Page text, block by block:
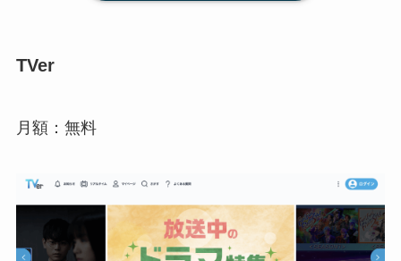
TVer
月額：無料